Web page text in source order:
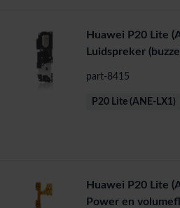
Huawei P20 Lite
Luidspreker
part-8415
P20 Lite (ANE-LX1)
Huawei P20 Lite
Power en